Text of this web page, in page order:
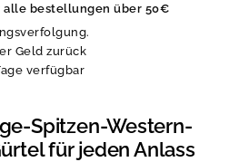
alle bestellungen über 50€
Geld zurück
verfügbar
Spitzen-Western-
für jeden Anlass